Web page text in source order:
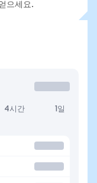
으세요.
4시간 1일